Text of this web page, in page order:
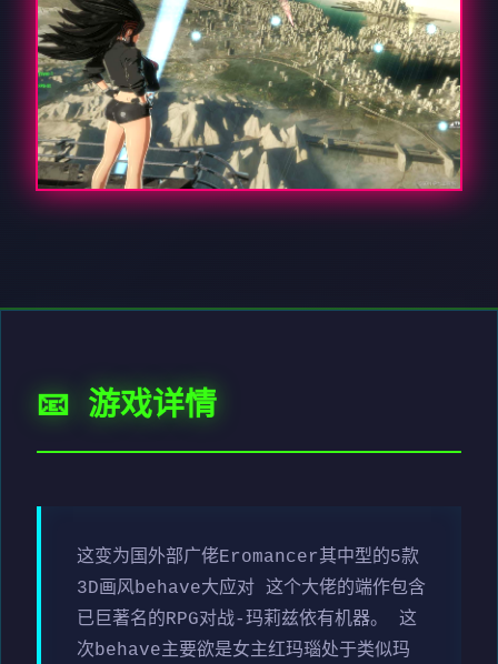
📧 游戏详情
这变为国外部广佬Eromancer其中型的5款
3D画风behave大应对 这个大佬的端作包含
已巨著名的RPG对战-玛莉兹依有机器。 这
次behave主要欲是女主红玛瑙处于类似玛